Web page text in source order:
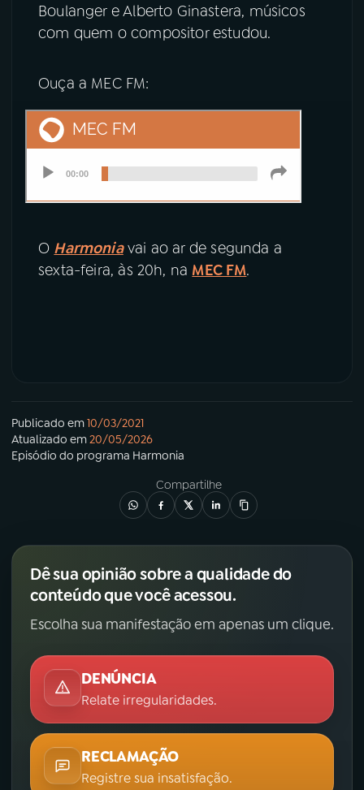
Boulanger e Alberto Ginastera, músicos
com quem o compositor estudou.
Ouça a MEC FM:
O Harmoniavai ao ar de segunda a
sexta-feira, às 20h, na MEC FM.
Publicado em10/03/2021
Atualizado em20/05/2026
Episódio do programa Harmonia
Compartilhe
Dê sua opinião sobre a qualidade do
conteúdo que você acessou.
Escolha sua manifestação em apenas um clique.
DENÚNCIA
Relate irregularidades.
RECLAMAÇÃO
Registre sua insatisfação.